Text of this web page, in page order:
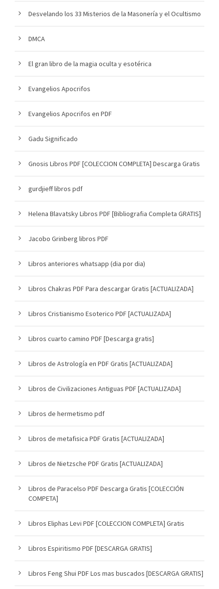
Desvelando los 33 Misterios de la Masonería y el Ocultismo
DMCA
El gran libro de la magia oculta y esotérica
Evangelios Apocrifos
Evangelios Apocrifos en PDF
Gadu Significado
Gnosis Libros PDF [COLECCION COMPLETA] Descarga Gratis
gurdjieff libros pdf
Helena Blavatsky Libros PDF [Bibliografia Completa GRATIS]
Jacobo Grinberg libros PDF
Libros anteriores whatsapp (dia por dia)
Libros Chakras PDF Para descargar Gratis [ACTUALIZADA]
Libros Cristianismo Esoterico PDF [ACTUALIZADA]
Libros cuarto camino PDF [Descarga gratis]
Libros de Astrología en PDF Gratis [ACTUALIZADA]
Libros de Civilizaciones Antiguas PDF [ACTUALIZADA]
Libros de hermetismo pdf
Libros de metafisica PDF Gratis [ACTUALIZADA]
Libros de Nietzsche PDF Gratis [ACTUALIZADA]
Libros de Paracelso PDF Descarga Gratis [COLECCIÓN
COMPETA]
Libros Eliphas Levi PDF [COLECCION COMPLETA] Gratis
Libros Espiritismo PDF [DESCARGA GRATIS]
Libros Feng Shui PDF Los mas buscados [DESCARGA GRATIS]